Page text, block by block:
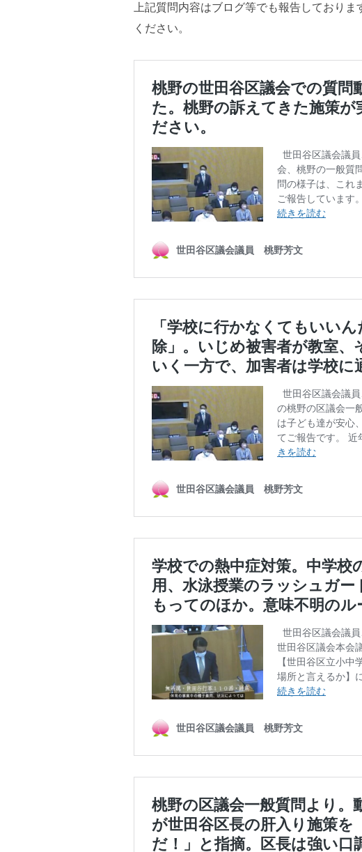
上記質問内容はブログ等でも報告しており
ください。